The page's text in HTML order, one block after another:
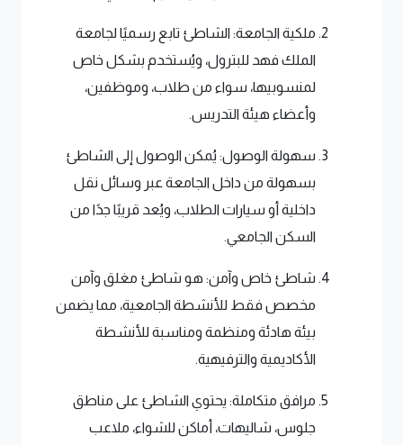
ملكية الجامعة: الشاطئ تابع رسميًا لجامعة
الملك فهد للبترول، ويُستخدم بشكل خاص
لمنسوبيها، سواء من طلاب، وموظفين،
وأعضاء هيئة التدريس.
سهولة الوصول: يُمكن الوصول إلى الشاطئ
بسهولة من داخل الجامعة عبر وسائل نقل
داخلية أو سيارات الطلاب، ويُعد قريبًا جدًا من
السكن الجامعي.
شاطئ خاص وآمن: هو شاطئ مغلق وآمن
مخصص فقط للأنشطة الجامعية، مما يضمن
بيئة هادئة ومنظمة ومناسبة للأنشطة
الأكاديمية والترفيهية.
مرافق متكاملة: يحتوي الشاطئ على مناطق
جلوس، شاليهات، أماكن للشواء، ملاعب